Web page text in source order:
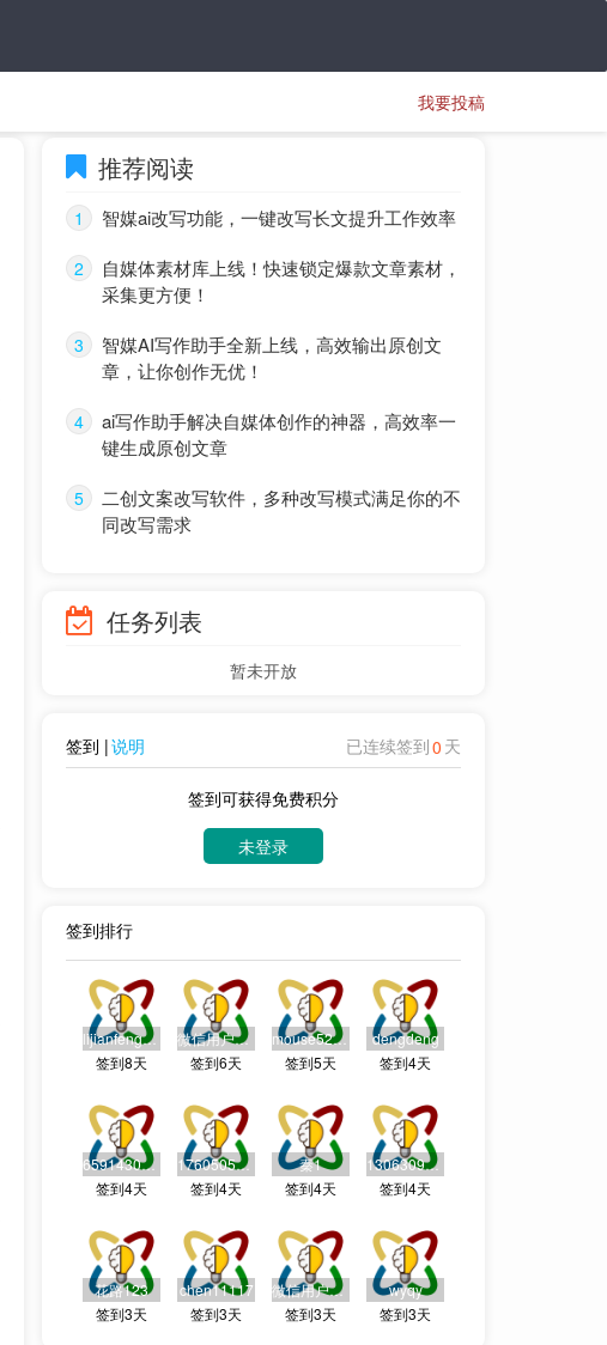
我要投稿
推荐阅读
1 智媒ai改写功能，一键改写长文提升工作效率
2
自媒体素材库上线！快速锁定爆款文章素材，
采集更方便！
3
智媒AI写作助手全新上线，高效输出原创文
章，让你创作无优！
4
ai写作助手解决自媒体创作的神器，高效率一
键生成原创文章
5
二创文案改写软件，多种改写模式满足你的不
同改写需求
任务列表
暂未开放
签到 |说明 已连续签到0 天
签到可获得免费积分
未登录
签到排行
lijianfeng0104
签到8天
微信用户148313948
签到6天
mouse520530@qq.com
签到5天
dengdeng
签到4天
659143010@qq.com
签到4天
176050505888
签到4天
秦1
签到4天
13063098788
签到4天
花路123
签到3天
chen11117
签到3天
微信用户6121021726
签到3天
wyqy
签到3天